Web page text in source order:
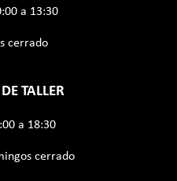
a 13:30
cerrado
TALLER
a 18:30
cerrado